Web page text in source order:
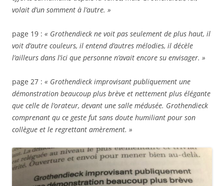
volait d’un somment à l’autre. »
page 19 : « Grothendieck ne voit pas seulement de plus haut, il
voit d’autre couleurs, il entend d’autres mélodies, il décèle
l’ailleurs dans l’ici que personne n’avait encore su envisager. »
page 27 : « Grothendieck improvisant publiquement une
démonstration beaucoup plus brève et nettement plus élégante
que celle de l’orateur, devant une salle médusée. Grothendieck
comprenant qu ce geste fut sans doute humiliant pour son
collègue et le regrettant amèrement. »